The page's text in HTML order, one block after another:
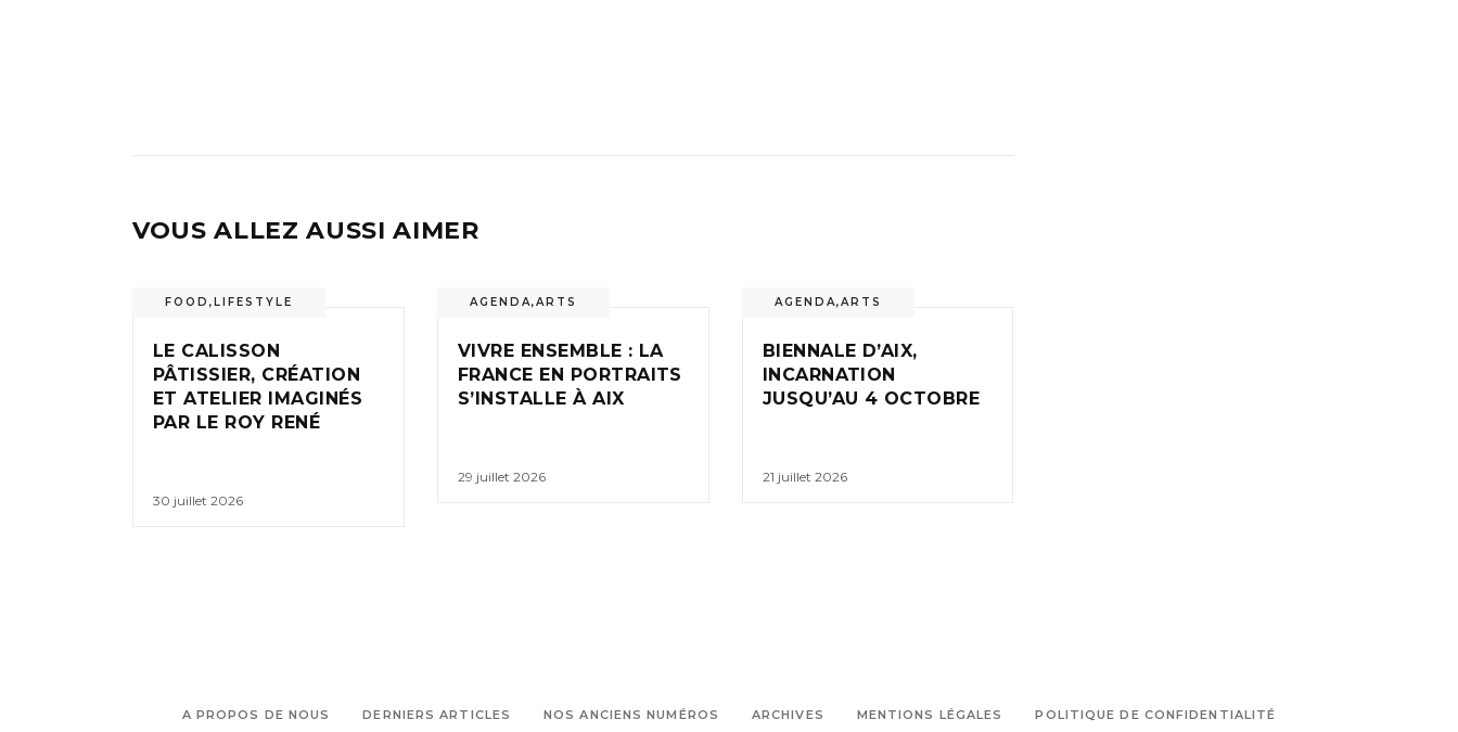
VOUS ALLEZ AUSSI AIMER
FOOD , LIFESTYLE
LE CALISSON
PÂTISSIER, CRÉATION
ET ATELIER IMAGINÉS
PAR LE ROY RENÉ
30 juillet 2026
AGENDA,ARTS
VIVRE ENSEMBLE : LA
FRANCE EN PORTRAITS
S’INSTALLE À AIX
29 juillet 2026
AGENDA,ARTS
BIENNALE D’AIX,
INCARNATION
JUSQU’AU 4 OCTOBRE
21 juillet 2026
A PROPOS DE NOUS DERNIERS ARTICLES NOS ANCIENS NUMÉROS ARCHIVES MENTIONS LÉGALES POLITIQUE DE CONFIDENTIALITÉ